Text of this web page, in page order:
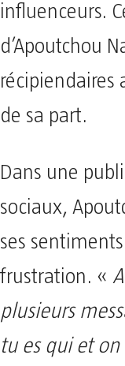
influenceurs.
d’Apoutchou
récipiendaires
de sa part.
Dans une
sociaux,
ses
frustration. «
plusieurs
tu es qui et on